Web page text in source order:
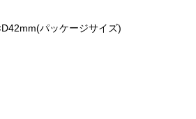
パッケージサイズ)